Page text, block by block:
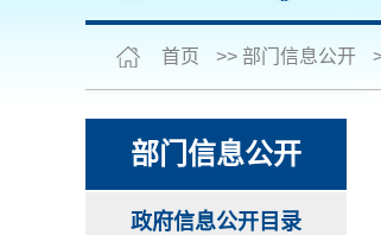
首页 >> 部门信息公开
部门信息公开
政府信息公开目录